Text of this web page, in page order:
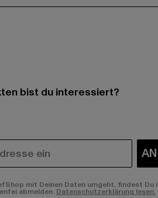
bist du interessiert?
mit Deinen Daten umgeht, findest Du
abmelden. Datenschutzerklärung lesen.